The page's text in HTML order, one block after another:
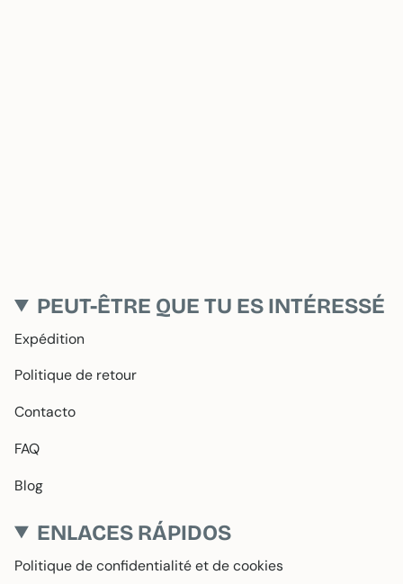
PEUT-ÊTRE QUE TU ES INTÉRESSÉ
Expédition
Politique de retour
Contacto
FAQ
Blog
ENLACES RÁPIDOS
Politique de confidentialité et de cookies